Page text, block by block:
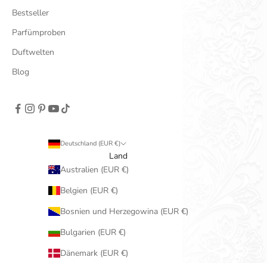
Bestseller
Parfümproben
Duftwelten
Blog
Deutschland (EUR €)
Land
Australien (EUR €)
Belgien (EUR €)
Bosnien und Herzegowina (EUR €)
Bulgarien (EUR €)
Dänemark (EUR €)